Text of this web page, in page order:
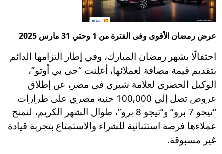
عرض رمضان الأقوى وفى الفترة من 1 وحتي 31 مارس 2025
احتفالًا بشهر رمضان المبارك، وفي إطار التزامها الدائم
بتقديم قيمة مضافة لعملائها، أعلنت “جي بي أوتو”،
الوكيل الحصري لعلامة شيري في مصر، عن إطلاق
عروض تصل إلي 100,000 جنيه مصري على طرازات
“تيجو 7 برو” و”تيجو 8 برو”، طوال الشهر الكريم، لتمنح
عملاءها فرصة استثنائية للشراء والاستمتاع بتجربة قيادة
غير مسبوقة.